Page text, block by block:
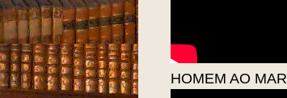
HOMEM AO MAR